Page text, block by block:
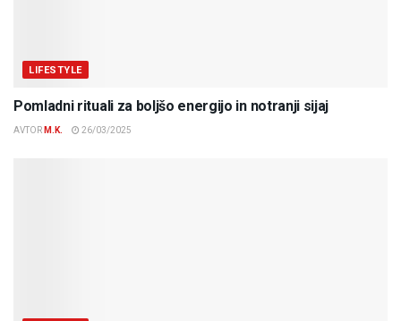
LIFESTYLE
Pomladni rituali za boljšo energijo in notranji sijaj
AVTOR M.K. 26/03/2025